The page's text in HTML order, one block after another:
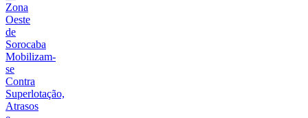
Zona
Oeste
de
Sorocaba
Mobilizam-
se
Contra
Superlotação,
Atrasos